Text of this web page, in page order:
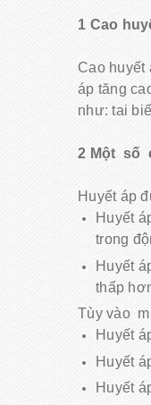
1 Cao
Cao huyết
áp tăng
như: tai
2 Một số
Huyết áp
Huyết
trong
Huyết
thấp
Tùy vào
Huyết
Huyết
Huyết